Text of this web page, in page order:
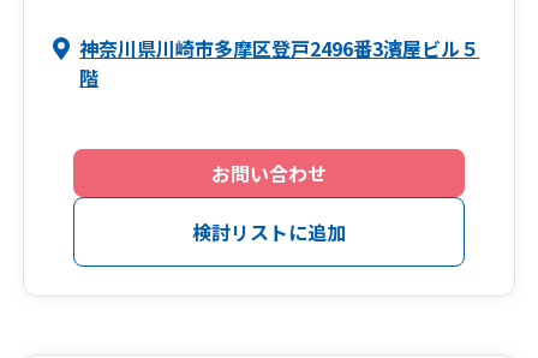
神奈川県川崎市多摩区登戸2496番3濱屋ビル５
階
お問い合わせ
検討リストに追加